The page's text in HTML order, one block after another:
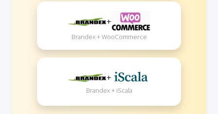
+
Brandex + WooCommerce
+
Brandex + iScala